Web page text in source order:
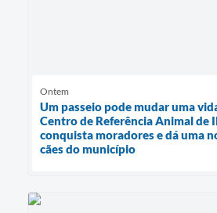
Ontem
Um passeio pode mudar uma
Centro de Referência Animal de
conquista moradores e dá uma
cães do município